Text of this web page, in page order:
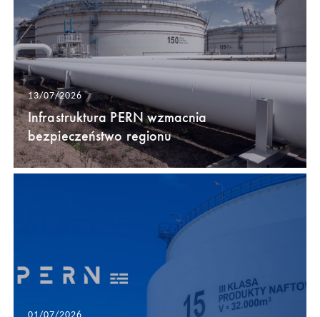
13/07/2026
Infrastruktura PERN wzmacnia
bezpieczeństwo regionu